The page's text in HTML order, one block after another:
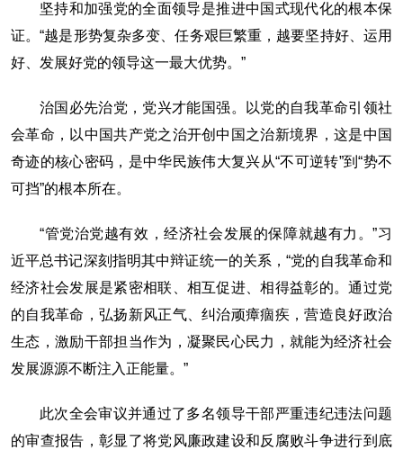
坚持和加强党的全面领导是推进中国式现代化的根本保
证。“越是形势复杂多变、任务艰巨繁重，越要坚持好、运用
好、发展好党的领导这一最大优势。”
治国必先治党，党兴才能国强。以党的自我革命引领社
会革命，以中国共产党之治开创中国之治新境界，这是中国
奇迹的核心密码，是中华民族伟大复兴从“不可逆转”到“势不
可挡”的根本所在。
“管党治党越有效，经济社会发展的保障就越有力。”习
近平总书记深刻指明其中辩证统一的关系，“党的自我革命和
经济社会发展是紧密相联、相互促进、相得益彰的。通过党
的自我革命，弘扬新风正气、纠治顽瘴痼疾，营造良好政治
生态，激励干部担当作为，凝聚民心民力，就能为经济社会
发展源源不断注入正能量。”
此次全会审议并通过了多名领导干部严重违纪违法问题
的审查报告，彰显了将党风廉政建设和反腐败斗争进行到底